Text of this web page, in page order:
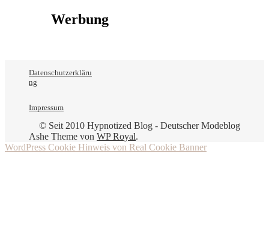
Werbung
Datenschutzerkläru
ng
Impressum
© Seit 2010 Hypnotized Blog - Deutscher Modeblog
Ashe Theme von WP Royal.
WordPress Cookie Hinweis von Real Cookie Banner